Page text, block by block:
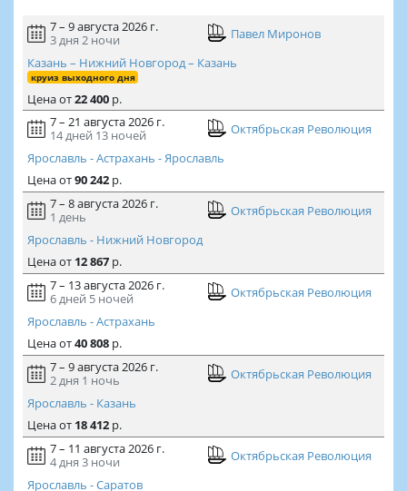
7 – 9 августа 2026 г.
3 дня 2 ночи
Павел Миронов
Казань – Нижний Новгород – Казань
круиз выходного дня
Ценаот22 400р.
7 – 21 августа 2026 г.
14 дней 13 ночей
Октябрьская Революция
Ярославль - Астрахань - Ярославль
Ценаот90 242р.
7 – 8 августа 2026 г.
1 день
Октябрьская Революция
Ярославль - Нижний Новгород
Ценаот 12 867р.
7 – 13 августа 2026 г.
6 дней 5 ночей
Октябрьская Революция
Ярославль - Астрахань
Ценаот40 808р.
7 – 9 августа 2026 г.
2 дня 1 ночь
Октябрьская Революция
Ярославль - Казань
Ценаот 18 412р.
7 – 11 августа 2026 г.
4 дня 3 ночи
Октябрьская Революция
Ярославль - Саратов